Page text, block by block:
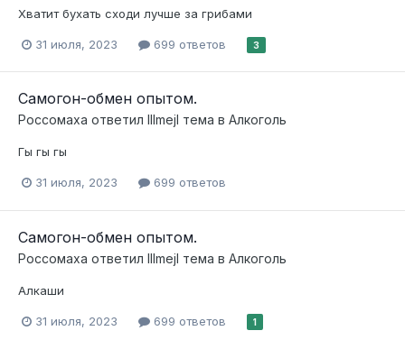
Хватит бухать сходи лучше за грибами
31 июля, 2023 699 ответов 3
Самогон-обмен опытом.
Россомаха ответил lllmejl тема в Алкоголь
Гы гы гы
31 июля, 2023 699 ответов
Самогон-обмен опытом.
Россомаха ответил lllmejl тема в Алкоголь
Алкаши
31 июля, 2023 699 ответов 1